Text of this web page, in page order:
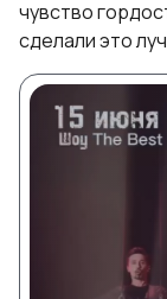
чувство
сделали это